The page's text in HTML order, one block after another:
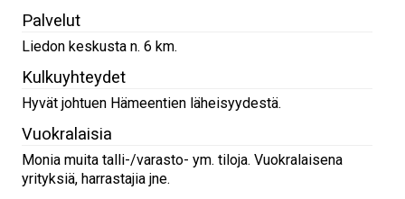
Palvelut
Liedon keskusta n. 6 km.
Kulkuyhteydet
Hyvät johtuen Hämeentien läheisyydestä.
Vuokralaisia
Monia muita talli-/varasto- ym. tiloja. Vuokralaisena
yrityksiä, harrastajia jne.